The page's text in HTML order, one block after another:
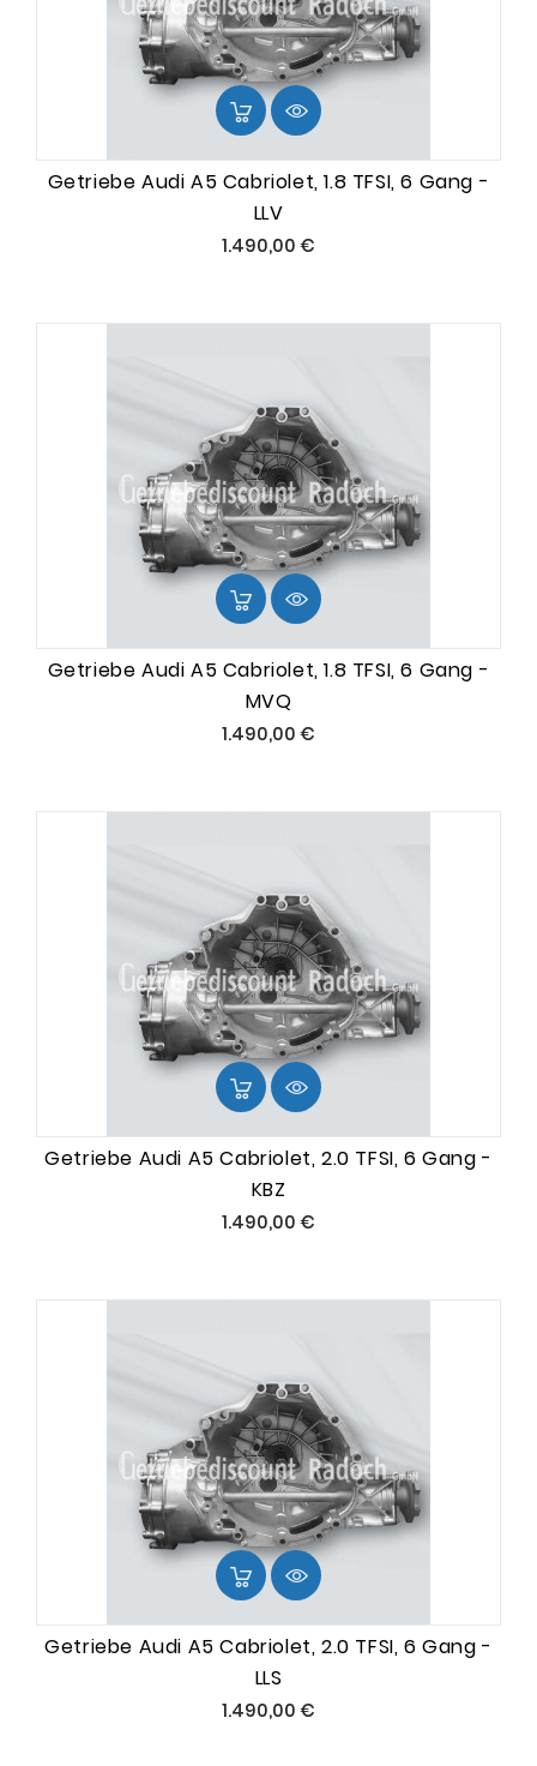
Getriebe Audi A5 Cabriolet, 1.8 TFSI, 6 Gang -
LLV
1.490,00 €
Getriebe Audi A5 Cabriolet, 1.8 TFSI, 6 Gang -
MVQ
1.490,00 €
Getriebe Audi A5 Cabriolet, 2.0 TFSI, 6 Gang -
KBZ
1.490,00 €
Getriebe Audi A5 Cabriolet, 2.0 TFSI, 6 Gang -
LLS
1.490,00 €